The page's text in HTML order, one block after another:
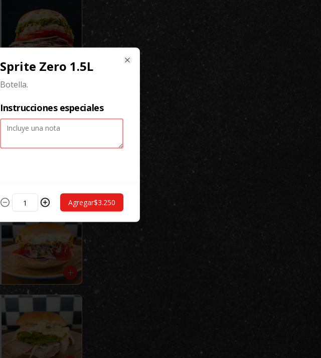
Sprite Zero 1.5L
Botella.
Instrucciones especiales
Agregar$3.250